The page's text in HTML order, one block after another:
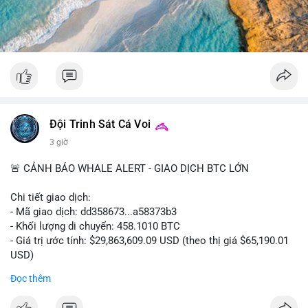
#52dot09btc #chuyenvilanh #tichluydaihan #mempoolbtc
#giaodichlon
Đội Trinh Sát Cá Voi
3 giờ
🚨 CẢNH BÁO WHALE ALERT - GIAO DỊCH BTC LỚN
Chi tiết giao dịch:
- Mã giao dịch: dd358673...a58373b3
- Khối lượng di chuyển: 458.1010 BTC
- Giá trị ước tính: $29,863,609.09 USD (theo thị giá $65,190.01
USD)
Đọc thêm